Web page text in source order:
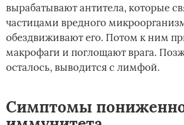
вырабатывают антитела, которые
частицами вредного
обездвиживают его. Потом к ним
макрофаги и поглощают врага.
осталось, выводится с лимфой.
Симптомы